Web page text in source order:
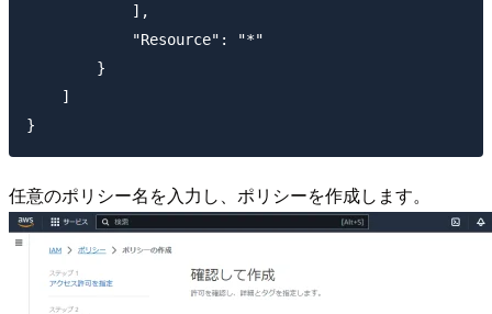
            ],
            "Resource": "*"
        }
    ]
任意のポリシー名を入力し、ポリシーを作成します。